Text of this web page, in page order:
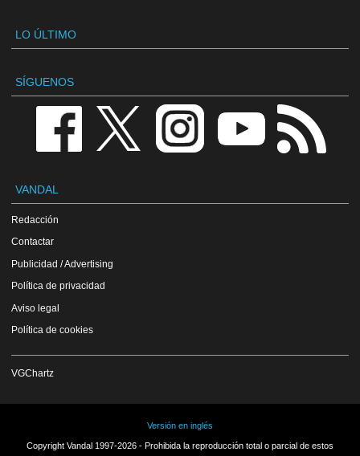
LO ÚLTIMO
SÍGUENOS
VANDAL
Redacción
Contactar
Publicidad / Advertising
Política de privacidad
Aviso legal
Política de cookies
VGChartz
Versión en inglés
Copyright Vandal 1997-2026 - Prohibida la reproducción total o parcial de estos